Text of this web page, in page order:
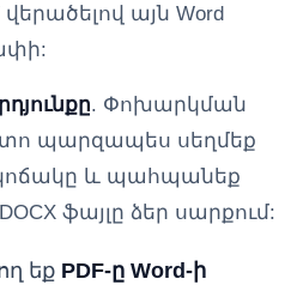
վերածելով այն Word
. Փոխարկման
պարզապես սեղմեք
կոճակը և պահպանեք
ֆայլը ձեր սարքում:
եք PDF-ը Word-ի